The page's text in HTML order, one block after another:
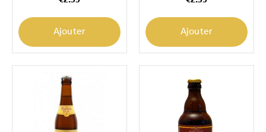
Ajouter Ajouter